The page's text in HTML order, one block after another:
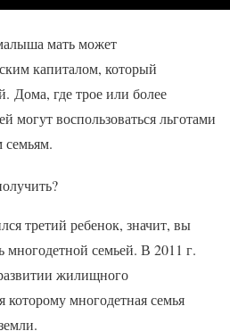
мать может
капиталом, который
Дома, где трое или более
могут воспользоваться льготами
третий ребенок, значит, вы
многодетной семьей. В 2011 г.
жилищного
которому многодетная семья